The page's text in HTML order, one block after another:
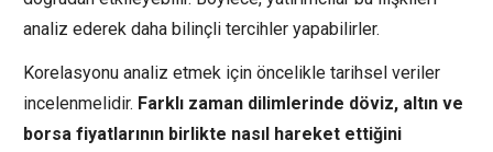
analiz ederek daha bilinçli tercihler yapabilirler.
Korelasyonu analiz etmek için öncelikle tarihsel veriler
incelenmelidir. Farklı zaman dilimlerinde döviz, altın ve
borsa fiyatlarının birlikte nasıl hareket ettiğini